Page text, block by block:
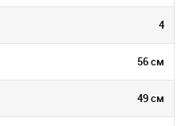
4
56 см
49 см